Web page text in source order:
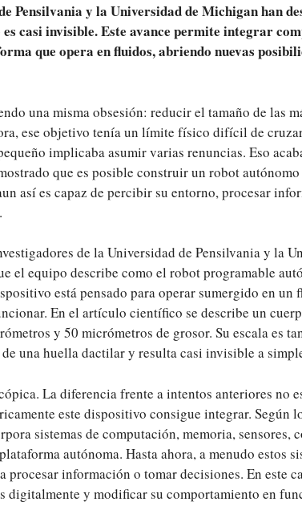
Pensilvania y la Universidad de Michigan han
casi invisible. Este avance permite integrar
que opera en fluidos, abriendo nuevas
una misma obsesión: reducir el tamaño de las
ese objetivo tenía un límite físico difícil de
implicaba asumir varias renuncias. Eso
que es posible construir un robot
así es capaz de percibir su entorno, procesar
de la Universidad de Pensilvania y la
el equipo describe como el robot programable
está pensado para operar sumergido en un
En el artículo científico se describe un
y 50 micrómetros de grosor. Su escala es
de una huella dactilar y resulta casi invisible a
La diferencia frente a intentos anteriores no
este dispositivo consigue integrar. Según
sistemas de computación, memoria, sensores,
autónoma. Hasta ahora, a menudo estos
procesar información o tomar decisiones. En este
digitalmente y modificar su comportamiento en